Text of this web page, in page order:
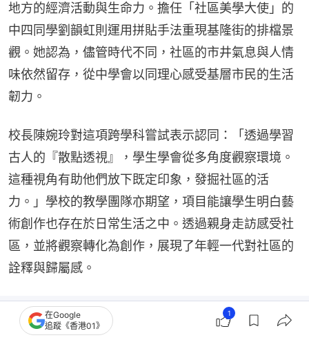
地方的經濟活動與生命力。擔任「社區美學大使」的
中四同學劉韻虹則運用拼貼手法重現基隆街的排檔景
觀。她認為，儘管時代不同，社區的市井氣息與人情
味依然留存，從中學會以同理心感受基層市民的生活
韌力。
校長陳婉玲對這項跨學科嘗試表示認同：「透過學習
古人的『散點透視』，學生學會從多角度觀察環境。
這種視角有助他們放下既定印象，發掘社區的活
力。」學校的教學團隊亦期望，項目能讓學生明白藝
術創作也存在於日常生活之中。透過親身走訪感受社
區，並將觀察轉化為創作，展現了年輕一代對社區的
詮釋與歸屬感。
在Google
追蹤《香港01》
1